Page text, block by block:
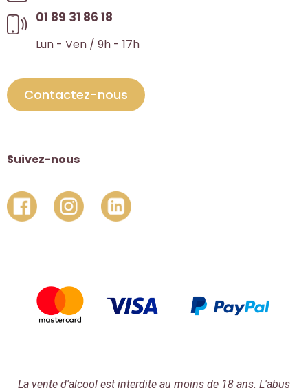
01 89 31 86 18
Lun - Ven / 9h - 17h
Contactez-nous
Suivez-nous
La vente d'alcool est interdite au moins de 18 ans. L'abus